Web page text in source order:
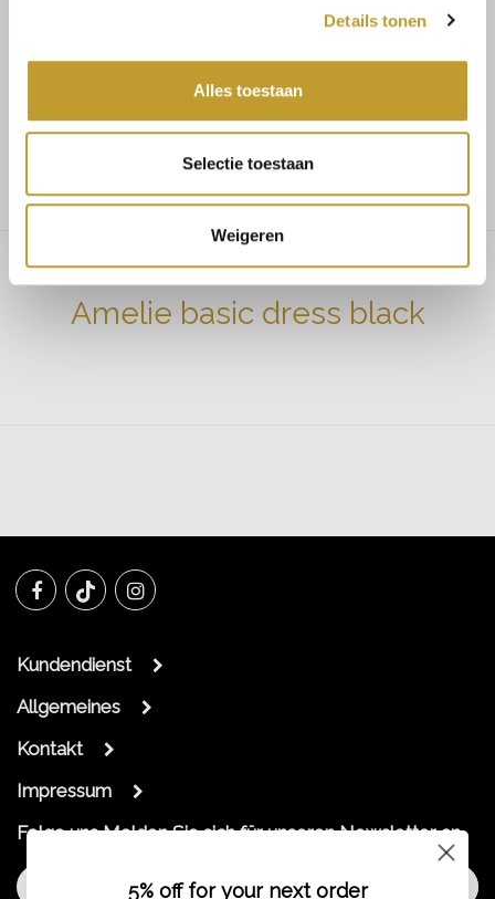
Details tonen
Alles toestaan
Selectie toestaan
Weigeren
Amelie basic dress black
Kundendienst
Allgemeines
Kontakt
Impressum
Folge uns Melden Sie sich für unseren Newsletter an
Melde dich an
5% off for your next order